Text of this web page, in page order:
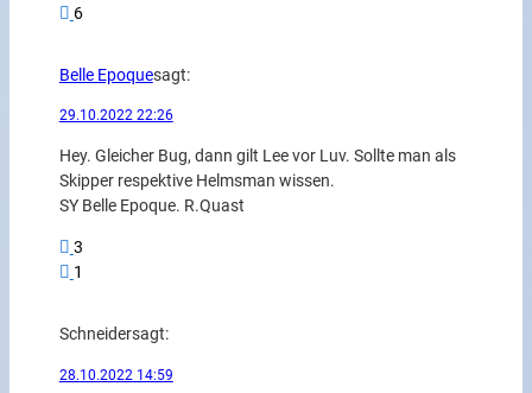
6
Belle Epoquesagt:
29.10.2022 22:26
Hey. Gleicher Bug, dann gilt Lee vor Luv. Sollte man als
Skipper respektive Helmsman wissen.
SY Belle Epoque. R.Quast
3
1
Schneidersagt:
28.10.2022 14:59